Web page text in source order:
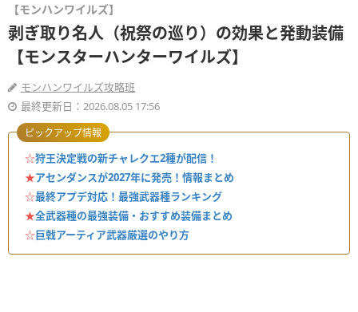
【モンハンワイルズ】
剥ぎ取り名人（祝祭の巡り）の効果と発動装備
【モンスターハンターワイルズ】
モンハンワイルズ攻略班
最終更新日：2026.08.05 17:56
☆狩王決定戦の新チャレクエ2種が配信！
★アセンダンスが2027年に発売！情報まとめ
☆最終アプデ対応！最強武器種ランキング
★全武器種の最強装備・おすすめ装備まとめ
☆巨戟アーティア武器厳選のやり方
ピックアップ情報